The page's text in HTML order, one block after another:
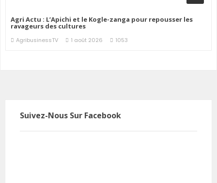
Agri Actu : L’Apichi et le Kogle-zanga pour repousser les
ravageurs des cultures
AgribusinessTV 1 août 2026 1053
Suivez-Nous Sur Facebook